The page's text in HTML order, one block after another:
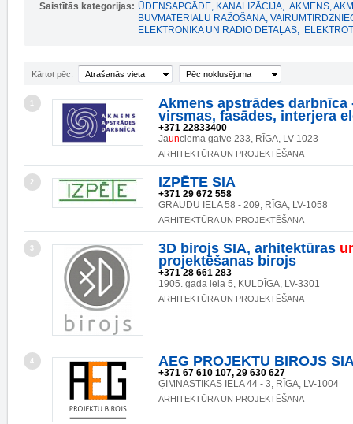
Saistītās kategorijas: ŪDENSAPGĀDE, KANALIZĀCIJA, AKMENS,
BŪVMATERIĀLU RAŽOŠANA,
ELEKTRONIKA UN RADIO DETAĻAS,
Kārtot pēc: Atrašanās vieta Pēc noklusējuma
1
Akmens apstrādes darbnīca
virsmas, fasādes, interjera
+371 22833400
Jaunciema gatve 233, RĪGA, LV-1023
ARHITEKTŪRA UN PROJEKTĒŠANA
2 IZPĒTE SIA
+371 29 672 558
GRAUDU IELA 58 - 209, RĪGA, LV-1058
ARHITEKTŪRA UN PROJEKTĒŠANA
3 3D birojs SIA, arhitektūras
projektēšanas birojs
+371 28 661 283
1905. gada iela 5, KULDĪGA, LV-3301
ARHITEKTŪRA UN PROJEKTĒŠANA
4 AEG PROJEKTU BIROJS
+371 67 610 107, 29 630 627
ĢIMNASTIKAS IELA 44 - 3, RĪGA, LV-1004
ARHITEKTŪRA UN PROJEKTĒŠANA